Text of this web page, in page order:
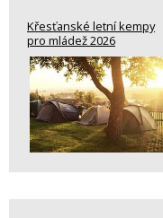
Křesťanské letní kempy
pro mládež 2026